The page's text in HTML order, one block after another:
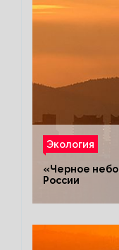
Экология
«Черное
России